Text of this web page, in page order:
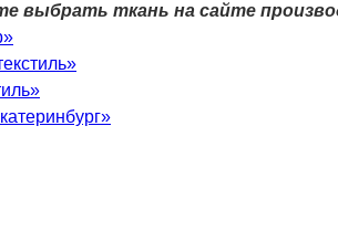
выбрать ткань на сайте